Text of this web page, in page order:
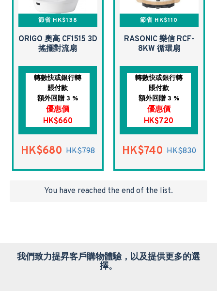
節省 HK$138
ORIGO 奧高 CF1515 3D
搖擺對流扇
轉數快或銀行轉
賬付款
額外回贈 3 %
優惠價
HK$660
HK$680 HK$798
節省 HK$110
RASONIC 樂信 RCF-
8KW 循環扇
轉數快或銀行轉
賬付款
額外回贈 3 %
優惠價
HK$720
HK$740 HK$830
You have reached the end of the list.
我們致力提昇客戶購物體驗，以及提供更多的選
擇。